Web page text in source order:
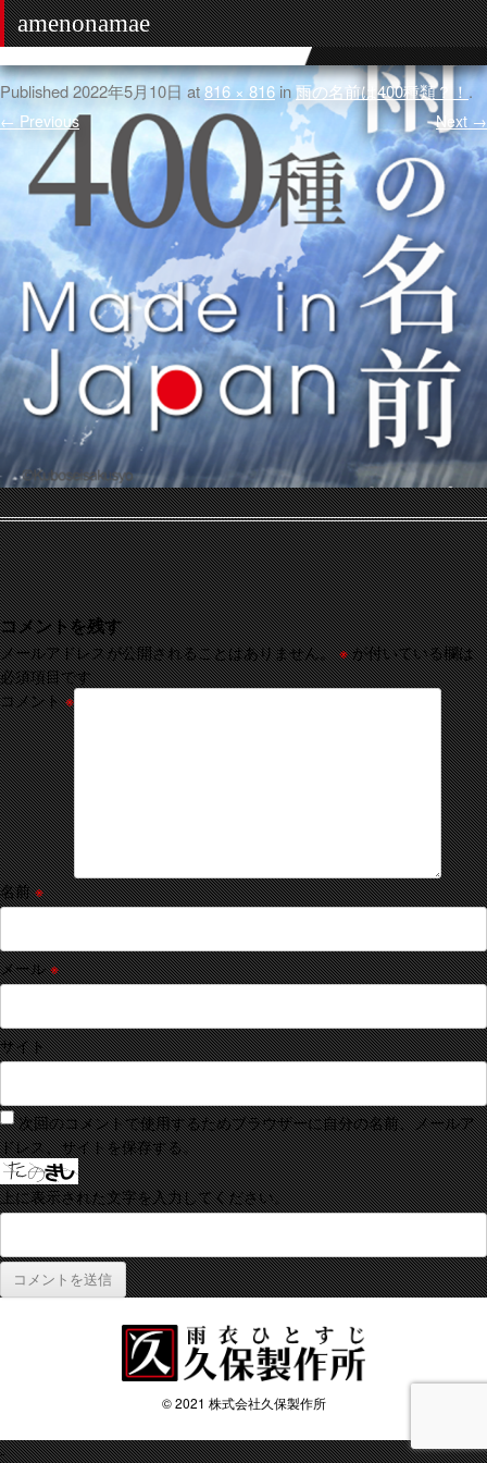
amenonamae
Published2022年5月10日 at816 × 816 in雨の名前は400種類？！ .
← Previous Next →
コメントを残す
メールアドレスが公開されることはありません。 ※が付いている欄は
必須項目です
コメント※
名前※
メール※
サイト
次回のコメントで使用するためブラウザーに自分の名前、メールア
ドレス、サイトを保存する。
上に表示された文字を入力してください。
© 2021 株式会社久保製作所
-